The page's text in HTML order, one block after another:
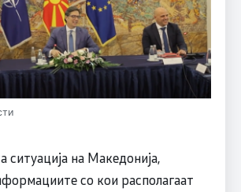
ситуација на Македонија,
со кои располагаат